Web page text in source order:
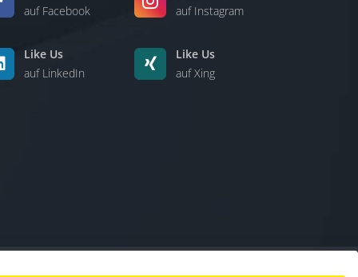
auf Facebook
auf Instagram
Like Us
auf LinkedIn
Like Us
auf Xing